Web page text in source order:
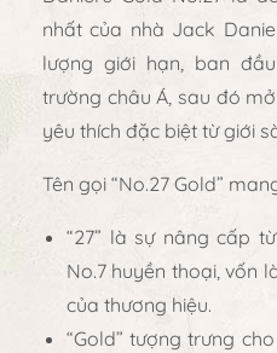
nhất của nhà Jack
lượng giới hạn , ban
trường châu Á, sau đó
yêu thích đặc biệt từ giới
Tên gọi “No.27 Gold”
“27” là sự nâng cấp
No.7 huyền thoại, vốn
của thương hiệu.
“Gold” tượng trưng cho